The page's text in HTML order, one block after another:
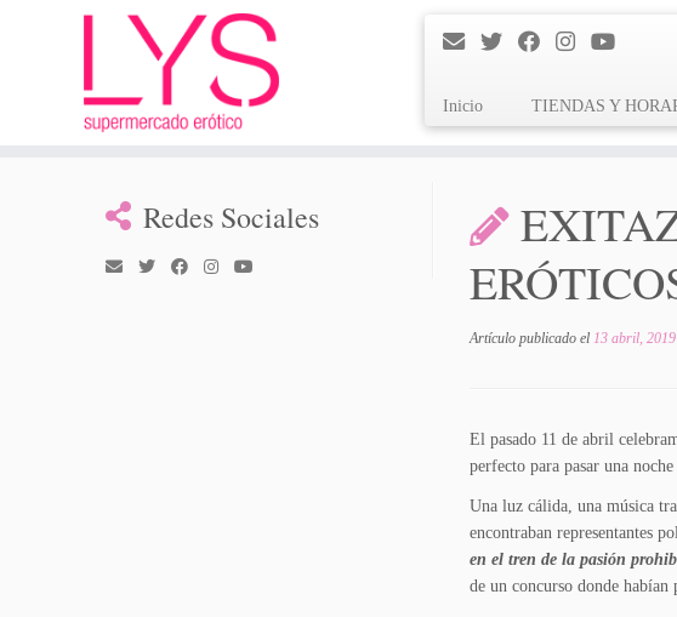
Inicio TIENDAS Y
Redes Sociales
Artículo publicado el 13 abril, 2019
El pasado 11 de abril
perfecto para pasar una
Una luz cálida, una música
encontraban representantes
en el tren de la pasión
de un concurso donde